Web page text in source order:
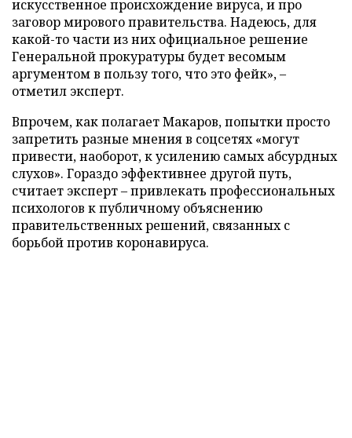
искусственное происхождение вируса, и про
заговор мирового правительства. Надеюсь, для
какой-то части из них официальное решение
Генеральной прокуратуры будет весомым
аргументом в пользу того, что это фейк», –
отметил эксперт.
Впрочем, как полагает Макаров, попытки просто
запретить разные мнения в соцсетях «могут
привести, наоборот, к усилению самых абсурдных
слухов». Гораздо эффективнее другой путь,
считает эксперт – привлекать профессиональных
психологов к публичному объяснению
правительственных решений, связанных с
борьбой против коронавируса.